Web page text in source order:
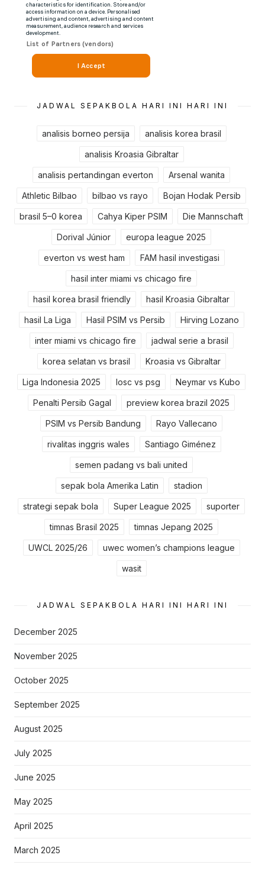
JADWAL SEPAKBOLA HARI INI HARI INI
analisis borneo persija analisis korea brasil
analisis Kroasia Gibraltar
analisis pertandingan everton Arsenal wanita
Athletic Bilbao bilbao vs rayo Bojan Hodak Persib
brasil 5–0 korea Cahya Kiper PSIM Die Mannschaft
Dorival Júnior europa league 2025
everton vs west ham FAM hasil investigasi
hasil inter miami vs chicago fire
hasil korea brasil friendly hasil Kroasia Gibraltar
hasil La Liga Hasil PSIM vs Persib Hirving Lozano
inter miami vs chicago fire jadwal serie a brasil
korea selatan vs brasil Kroasia vs Gibraltar
Liga Indonesia 2025 losc vs psg Neymar vs Kubo
Penalti Persib Gagal preview korea brazil 2025
PSIM vs Persib Bandung Rayo Vallecano
rivalitas inggris wales Santiago Giménez
semen padang vs bali united
sepak bola Amerika Latin stadion
strategi sepak bola Super League 2025 suporter
timnas Brasil 2025 timnas Jepang 2025
UWCL 2025/26 uwec women’s champions league
wasit
JADWAL SEPAKBOLA HARI INI HARI INI
December 2025
November 2025
October 2025
September 2025
August 2025
July 2025
June 2025
May 2025
April 2025
March 2025